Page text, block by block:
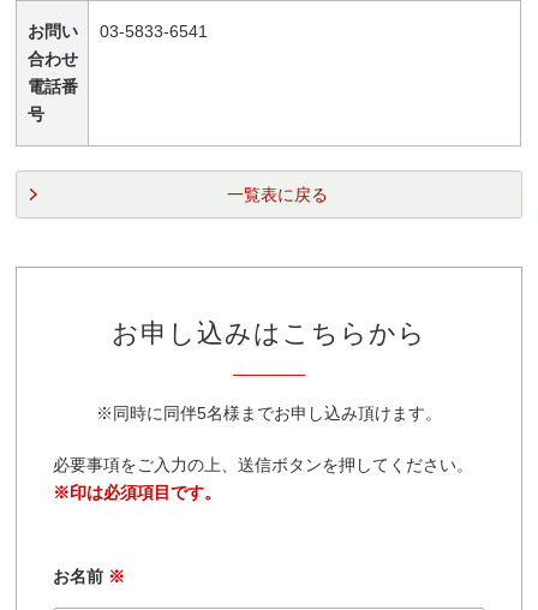
お問い
合わせ
電話番
号
03-5833-6541
一覧表に戻る
お申し込みはこちらから
※同時に同伴5名様までお申し込み頂けます。
必要事項をご入力の上、送信ボタンを押してください。
※印は必須項目です。
お名前 ※